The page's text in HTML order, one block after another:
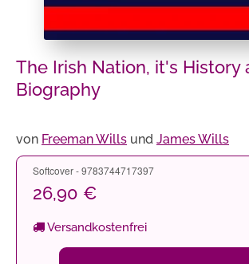
The Irish Nation, it's History
Biography
von Freeman Wills und James Wills
Softcover - 9783744717397
26,90 €
Versandkostenfrei